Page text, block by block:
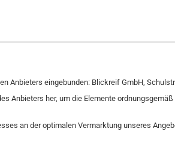
Anbieters eingebunden: Blickreif GmbH,
Anbieters her, um die Elemente
an der optimalen Vermarktung unseres